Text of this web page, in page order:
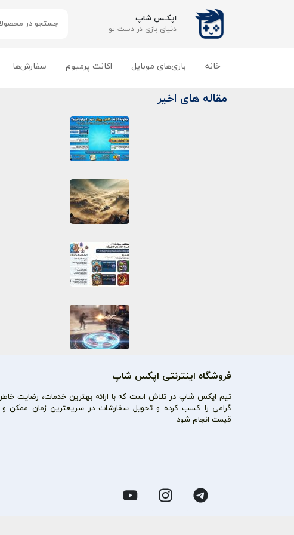
اپکـس شاپ
دنیای بازی‌ در دست تو
خانه بازی‌های موبایل اکانت پرمیوم سفارش‌ها
مقاله های اخیر
فروشگاه اینترنتی اپکس شاپ
تیم اپکس شاپ در تلاش است که با ارائه بهترین خدمات، رضایت خاطر
گرامی را کسب کرده و تحویل سفارشات در سریعترین زمان ممکن و
قیمت انجام شود.